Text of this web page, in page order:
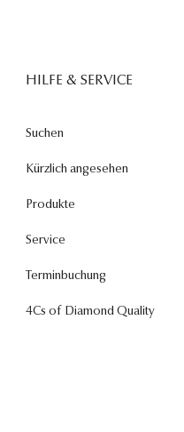
HILFE & SERVICE
Suchen
Kürzlich angesehen
Produkte
Service
Terminbuchung
4Cs of Diamond Quality